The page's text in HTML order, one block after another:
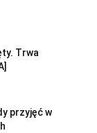
Trwa
przyjęć w